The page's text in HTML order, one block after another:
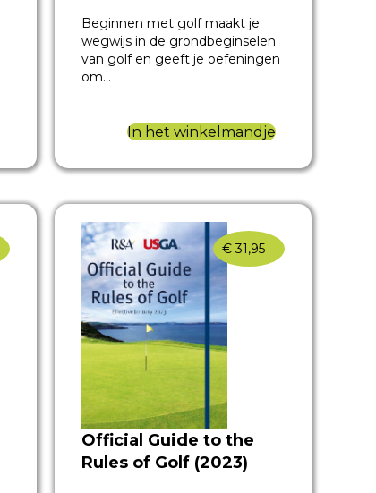
Beginnen met golf maakt je
wegwijs in de grondbeginselen
van golf en geeft je oefeningen
om…
In het winkelmandje
€31,95
Official Guide to the
Rules of Golf (2023)